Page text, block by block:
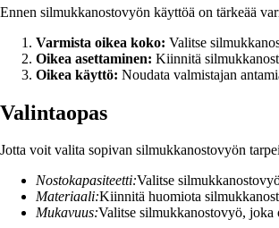
Ennen silmukkanostovyön käyttöä on tärkeää
Varmista oikea koko: Valitse
Oikea asettaminen: Kiinnitä
Oikea käyttö: Noudata valmistajan
Valintaopas
Jotta voit valita sopivan silmukkanostovyön
Nostokapasiteetti:Valitse
Materiaali:Kiinnitä huomiota
Mukavuus:Valitse silmukkanostovyö, joka